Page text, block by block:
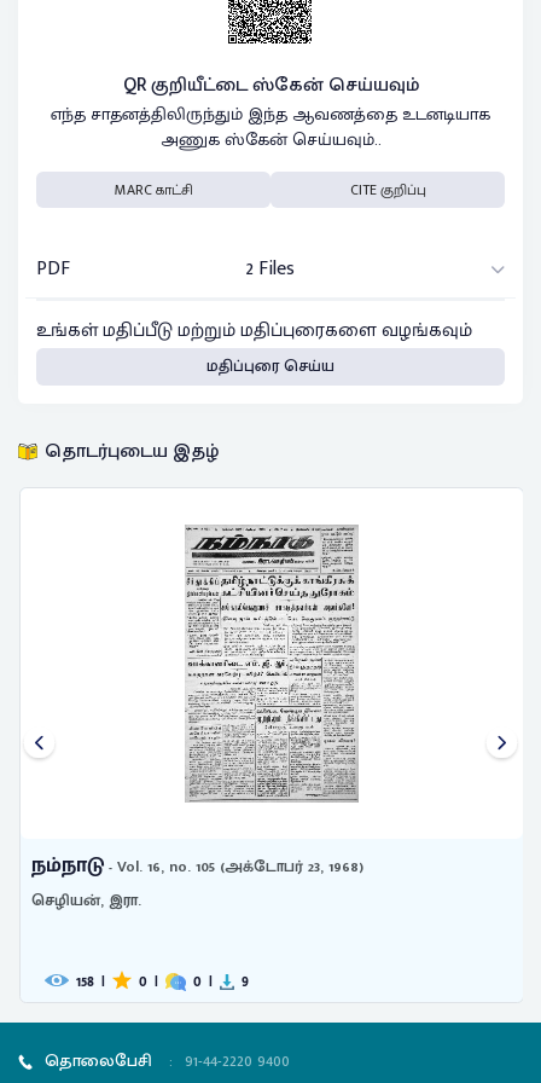
QR குறியீட்டை ஸ்கேன் செய்யவும்
எந்த சாதனத்திலிருந்தும் இந்த ஆவணத்தை உடனடியாக
அணுக ஸ்கேன் செய்யவும்..
MARC காட்சி CITE குறிப்பு
PDF
2 Files
உங்கள் மதிப்பீடு மற்றும் மதிப்புரைகளை வழங்கவும்
மதிப்புரை செய்ய
தொடர்புடைய இதழ்
நம்நாடு- Vol. 16, no. 105 (அக்டோபர் 23, 1968)
செழியன், இரா.
158 | 0 | 0 | 9
தொலைபேசி : 91-44-2220 9400